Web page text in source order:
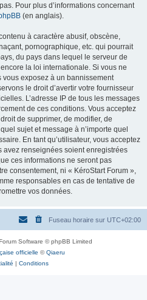
Pour plus d’informations concernant
(en anglais).
à caractère abusif, obscène,
pornographique, etc. qui pourrait
du pays dans lequel le serveur de
la loi internationale. Si vous ne
exposez à un bannissement
le droit d’avertir votre fournisseur
L’adresse IP de tous les messages
de ces conditions. Vous acceptez
de supprimer, de modifier, de
sujet et message à n’importe quel
En tant qu’utilisateur, vous acceptez
avez renseignées soient enregistrées
ces informations ne seront pas
consentement, ni « KéroStart Forum »,
responsables en cas de tentative de
vos données.
Fuseau horaire sur UTC+02:00
Software © phpBB Limited
officielle ©Qiaeru
| Conditions